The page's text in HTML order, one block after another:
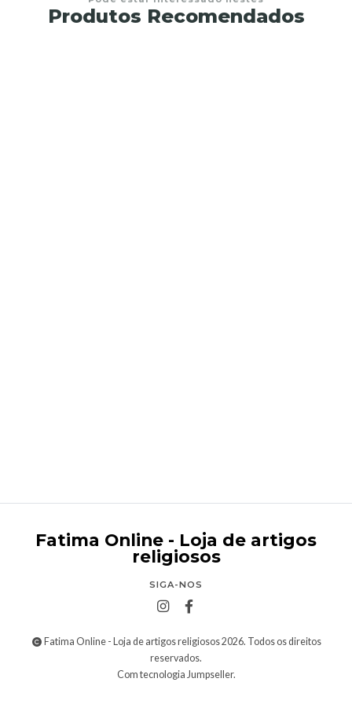
Produtos Recomendados
Fatima Online - Loja de artigos
religiosos
SIGA-NOS
Fatima Online - Loja de artigos religiosos 2026. Todos os direitos
reservados.
Com tecnologia Jumpseller.